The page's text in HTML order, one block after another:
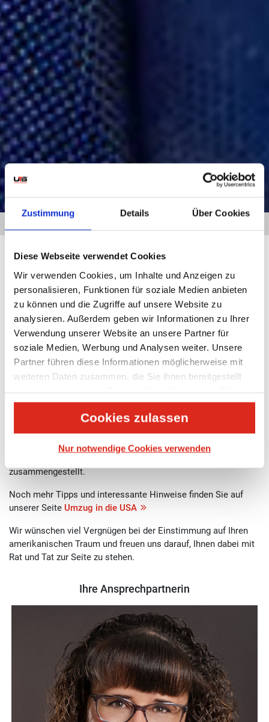
Zustimmung Details Über Cookies
Diese Webseite verwendet Cookies
Wir verwenden Cookies, um Inhalte und Anzeigen zu
personalisieren, Funktionen für soziale Medien anbieten
zu können und die Zugriffe auf unsere Website zu
analysieren. Außerdem geben wir Informationen zu Ihrer
Verwendung unserer Website an unsere Partner für
soziale Medien, Werbung und Analysen weiter. Unsere
Partner führen diese Informationen möglicherweise mit
weiteren Daten zusammen, die Sie ihnen bereitgestellt
gesammelt haben.
Cookies zulassen
Nur notwendige Cookies verwenden
UMZUG HAMBURG COLUMBUS
Von der Hansestadt an den Scioto River
Sie ziehen demnächst von Hamburg nach Columbus?
ann lassen Sie sich von UTS dabei unterstützen.
Bei uns können Sie sich darauf verlassen, dass wir Ihren
Umzug sorgfältig planen und kalkulieren und uns zugleich um
Beratung auf Ihrem Weg in ein neues Leben.
Nachfolgend haben wir die wichtigsten Informationen zu
zusammengestellt.
Noch mehr Tipps und interessante Hinweise finden Sie auf
unserer Seite Umzug in die USA
Wir wünschen viel Vergnügen bei der Einstimmung auf Ihren
amerikanischen Traum und freuen uns darauf, Ihnen dabei mit
Rat und Tat zur Seite zu stehen.
Ihre Ansprechpartnerin